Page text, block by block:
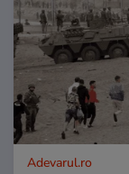
Adevarul.ro